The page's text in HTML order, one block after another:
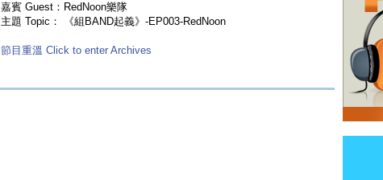
嘉賓 Guest：RedNoon樂隊
主題 Topic： 《組BAND起義》-EP003-RedNoon
節目重溫 Click to enter Archives